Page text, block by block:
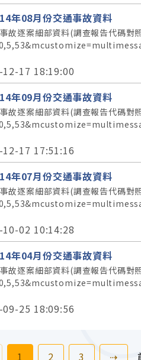
年08月份交通事故資料
事故逐案細部資料(調查報告代
12-17 18:19:00
年09月份交通事故資料
事故逐案細部資料(調查報告代
12-17 17:51:16
年07月份交通事故資料
事故逐案細部資料(調查報告代
10-02 10:14:28
年04月份交通事故資料
事故逐案細部資料(調查報告代
09-25 18:09:56
頁前往
1 前往
2 前往
3 ⇢下一